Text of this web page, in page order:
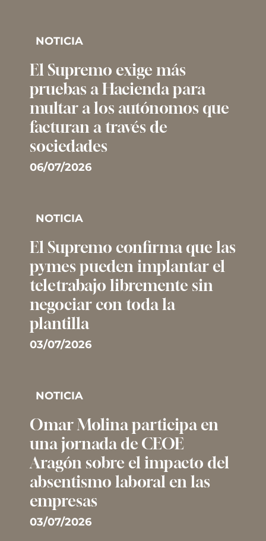
NOTICIA
El Supremo exige más
pruebas a Hacienda para
multar a los autónomos que
facturan a través de
sociedades
06/07/2026
NOTICIA
El Supremo confirma que las
pymes pueden implantar el
teletrabajo libremente sin
negociar con toda la
plantilla
03/07/2026
NOTICIA
Omar Molina participa en
una jornada de CEOE
Aragón sobre el impacto del
absentismo laboral en las
empresas
03/07/2026